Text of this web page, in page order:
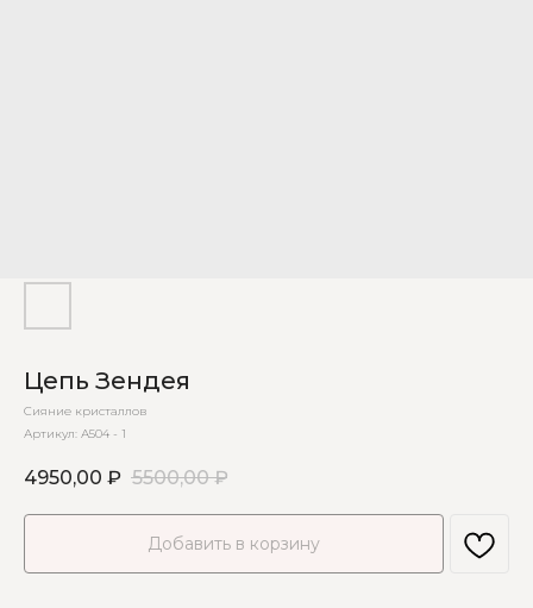
Цепь Зендея
Сияние кристаллов
Артикул: А504 - 1
4950,00 ₽ 5500,00 ₽
Добавить в корзину